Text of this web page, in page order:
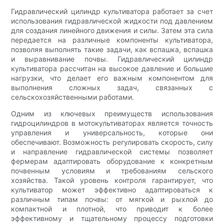
Гидравлический цилиндр культиватора работает за счет
использования гидравлической жидкости под давлением
для создания линейного движения и силы. Затем эта сила
передается на различные компоненты культиватора,
позволяя выполнять такие задачи, как вспашка, вспашка
и выравнивание почвы. Гидравлический цилиндр
культиватора рассчитан на высокое давление и большие
нагрузки, что делает его важным компонентом для
выполнения сложных задач, связанных с
сельскохозяйственными работами.
Одним из ключевых преимуществ использования
гидроцилиндров в мотокультиваторах является точность
управления и универсальность, которые они
обеспечивают. Возможность регулировать скорость, силу
и направление гидравлической системы позволяет
фермерам адаптировать оборудование к конкретным
почвенным условиям и требованиям сельского
хозяйства. Такой уровень контроля гарантирует, что
культиватор может эффективно адаптироваться к
различным типам почвы: от мягкой и рыхлой до
компактной и плотной, что приводит к более
эффективному и тщательному процессу подготовки